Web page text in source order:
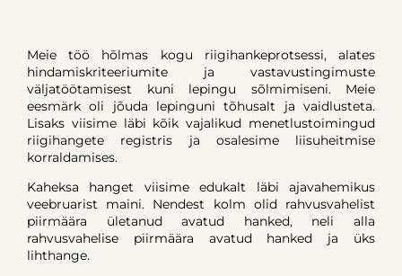
Meie töö hõlmas kogu riigihankeprotsessi, alates
hindamiskriteeriumite ja vastavustingimuste
väljatöötamisest kuni lepingu sõlmimiseni. Meie
eesmärk oli jõuda lepinguni tõhusalt ja vaidlusteta.
Lisaks viisime läbi kõik vajalikud menetlustoimingud
riigihangete registris ja osalesime liisuheitmise
korraldamises.
Kaheksa hanget viisime edukalt läbi ajavahemikus
veebruarist maini. Nendest kolm olid rahvusvahelist
piirmäära ületanud avatud hanked, neli alla
rahvusvahelise piirmäära avatud hanked ja üks
lihthange.